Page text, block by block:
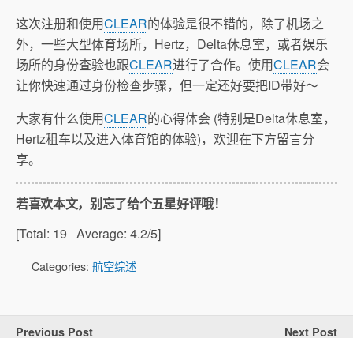
这次注册和使用CLEAR的体验是很不错的，除了机场之
外，一些大型体育场所，Hertz，Delta休息室，或者娱乐
场所的身份查验也跟CLEAR进行了合作。使用CLEAR会
让你快速通过身份检查步骤，但一定还好要把ID带好～
大家有什么使用CLEAR的心得体会 (特别是Delta休息室，
Hertz租车以及进入体育馆的体验)，欢迎在下方留言分
享。
若喜欢本文，别忘了给个五星好评哦！
[Total: 19 Average: 4.2/5]
Categories: 航空综述
Previous Post Next Post